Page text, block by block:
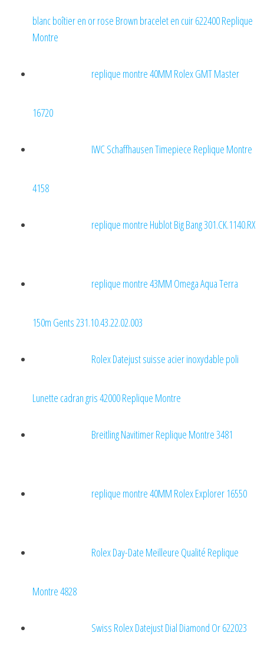
blanc boîtier en or rose Brown bracelet en cuir 622400 Replique
Montre
replique montre 40MM Rolex GMT Master
16720
IWC Schaffhausen Timepiece Replique Montre
4158
replique montre Hublot Big Bang 301.CK.1140.RX
replique montre 43MM Omega Aqua Terra
150m Gents 231.10.43.22.02.003
Rolex Datejust suisse acier inoxydable poli
Lunette cadran gris 42000 Replique Montre
Breitling Navitimer Replique Montre 3481
replique montre 40MM Rolex Explorer 16550
Rolex Day-Date Meilleure Qualité Replique
Montre 4828
Swiss Rolex Datejust Dial Diamond Or 622023